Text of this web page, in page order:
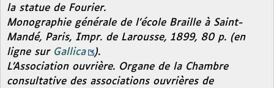
la statue de Fourier.
Monographie générale de l’école Braille à Saint-
Mandé, Paris, Impr. de Larousse, 1899, 80 p. (en
ligne sur Gallica
).
L’Association ouvrière. Organe de la Chambre
consultative des associations ouvrières de